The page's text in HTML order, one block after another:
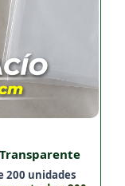
200 unidades